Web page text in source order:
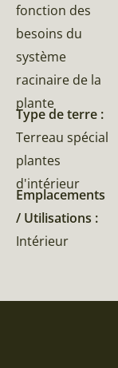
fonction des
besoins du
système
racinaire de la
plante
Type de terre :
Terreau spécial
plantes
d'intérieur
Emplacements
/ Utilisations :
Intérieur